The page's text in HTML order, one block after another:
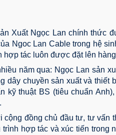
Xuất Ngọc Lan chính thức
Ngoc Lan Cable trong hệ
tác luôn được đặt lên
năm qua: Ngọc Lan sản
dây chuyền sản xuất và thiết
kỹ thuật BS (tiêu chuẩn Anh),
đồng chủ đầu tư, tư vấn
hợp tác và xúc tiến trong